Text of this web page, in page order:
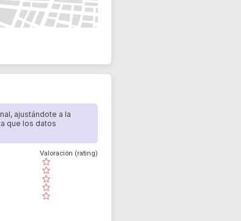
ajustándote a la
que los datos
( )
( )
( )
( )
( )
Valoración (rating)